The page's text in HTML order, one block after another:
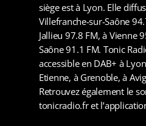
siège est à Lyon. Elle
Villefranche-sur-Saône
Jallieu 97.8 FM, à Vienne
Saône 91.1 FM. Tonic
accessible en DAB+ à
Etienne, à Grenoble, à
Retrouvez également le
tonicradio.fr et